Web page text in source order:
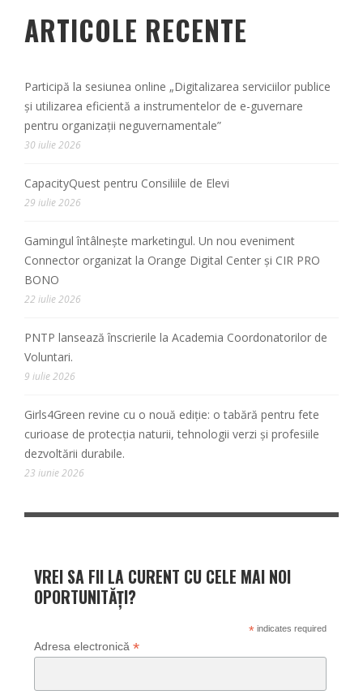
ARTICOLE RECENTE
Participă la sesiunea online „Digitalizarea serviciilor publice
și utilizarea eficientă a instrumentelor de e-guvernare
pentru organizații neguvernamentale”
30 iulie 2026
CapacityQuest pentru Consiliile de Elevi
29 iulie 2026
Gamingul întâlnește marketingul. Un nou eveniment
Connector organizat la Orange Digital Center și CIR PRO
BONO
22 iulie 2026
PNTP lansează înscrierile la Academia Coordonatorilor de
Voluntari.
9 iulie 2026
Girls4Green revine cu o nouă ediție: o tabără pentru fete
curioase de protecția naturii, tehnologii verzi și profesiile
dezvoltării durabile.
23 iunie 2026
VREI SA FII LA CURENT CU CELE MAI NOI
OPORTUNITĂȚI?
*indicates required
Adresa electronică *